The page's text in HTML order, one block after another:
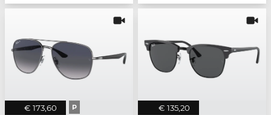
€ 173,60 P € 135,20